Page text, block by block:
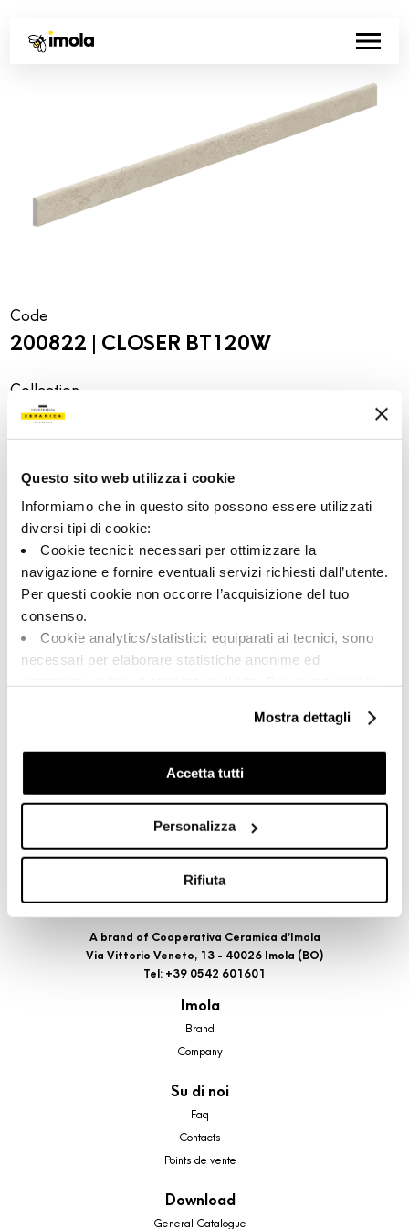
Questo sito web utilizza i cookie
Informiamo che in questo sito possono essere utilizzati
diversi tipi di cookie:
Cookie tecnici: necessari per ottimizzare la
navigazione e fornire eventuali servizi richiesti dall’utente.
Per questi cookie non occorre l’acquisizione del tuo
consenso.
Cookie analytics/statistici: equiparati ai tecnici, sono
necessari per elaborare statistiche anonime ed
Cookie di profilazione/marketing: sono utilizzati, solo
previo tuo consenso, per esaminare le tue abitudini di
navigazione e mostrarti quindi avvisi pubblicitari mirati, in
linea con le tue preferenze.
cookie di profilazione, selezionando uno dei bottoni sotto
riportati. Puoi avere maggiori dettagli visionando
l’Informativa estesa cookie. La chiusura del presente
banner comporterà il permanere dei soli cookie tecnici ed
comunque modificare le tue scelte in qualsiasi momento,
accedendo al link presente nel footer.
Mostra dettagli
Accetta tutti
Personalizza
Rifiuta
Code
200822 | CLOSER BT120W
Collection
00243
Blanc
Catégorie:
Format:
6.0x120.0
naturel
Aspect superficiel:
mat
Stonalisation:
V2
Unité de measure:
A brand of Cooperativa Ceramica d’Imola
Via Vittorio Veneto, 13 - 40026 Imola (BO)
Tel: +39 0542 601601
Imola
Brand
Company
Su di noi
Faq
Contacts
Points de vente
Download
General Catalogue